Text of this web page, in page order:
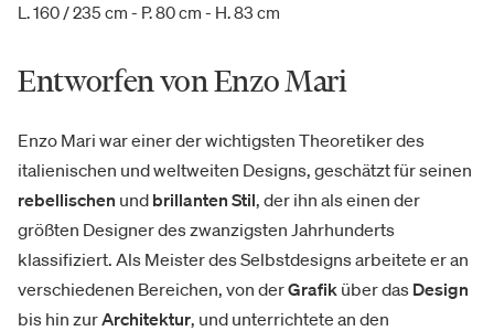
L. 160 / 235 cm - P. 80 cm - H. 83 cm
Entworfen von Enzo Mari
Enzo Mari war einer der wichtigsten Theoretiker des
italienischen und weltweiten Designs, geschätzt für seinen
rebellischen und brillanten Stil, der ihn als einen der
größten Designer des zwanzigsten Jahrhunderts
klassifiziert. Als Meister des Selbstdesigns arbeitete er an
verschiedenen Bereichen, von derGrafik über das Design
bis hin zurArchitektur, und unterrichtete an den